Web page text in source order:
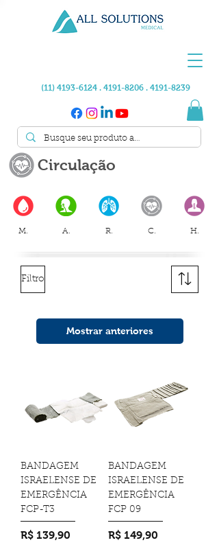
(11) 4193-6124 . 4191-8206 . 4191-8239
Circulação
M. A. R. C. H.
Filtro
Mostrar anteriores
BANDAGEM
ISRAELENSE DE
EMERGÊNCIA
FCP-T3
Preço
R$ 139,90
BANDAGEM
ISRAELENSE DE
EMERGÊNCIA
FCP 09
Preço
R$ 149,90